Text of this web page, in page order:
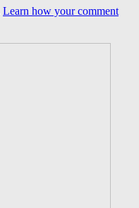
Learn how your comment